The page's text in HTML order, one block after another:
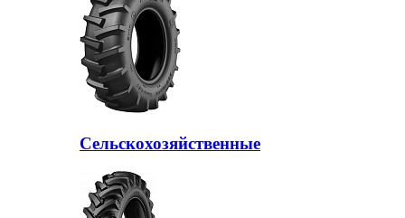
Сельскохозяйственные